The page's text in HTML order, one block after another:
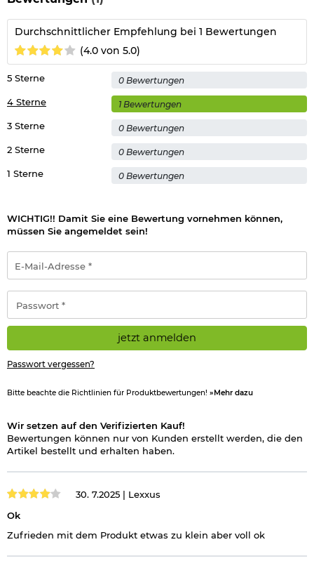
Durchschnittlicher Empfehlung bei 1 Bewertungen
(4.0 von 5.0)
1 Sterne 0 Bewertungen
2 Sterne 0 Bewertungen
3 Sterne 0 Bewertungen
4 Sterne 1 Bewertungen
5 Sterne 0 Bewertungen
WICHTIG!! Damit Sie eine Bewertung vornehmen können,
müssen Sie angemeldet sein!
Mail-
Adresse
*
jetzt anmelden
Passwort vergessen?
Bitte beachte die Richtlinien für Produktbewertungen! »Mehr dazu
Wir setzen auf den Verifizierten Kauf!
Bewertungen können nur von Kunden erstellt werden, die den
Artikel bestellt und erhalten haben.
30. 7.2025 | Lexxus
Ok
Zufrieden mit dem Produkt etwas zu klein aber voll ok